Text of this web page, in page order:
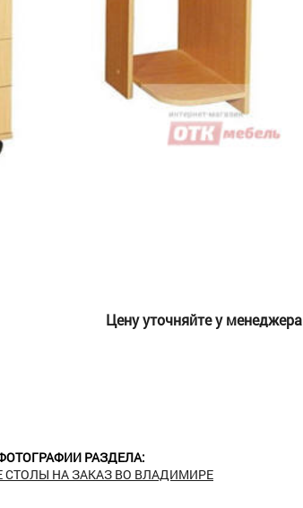
Цену уточняйте у менеджера
РАЗДЕЛА:
НА ЗАКАЗ ВО ВЛАДИМИРЕ